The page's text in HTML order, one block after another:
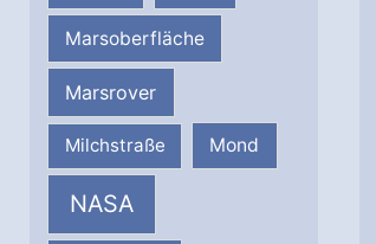
Marsoberfläche
Marsrover
Milchstraße Mond
NASA